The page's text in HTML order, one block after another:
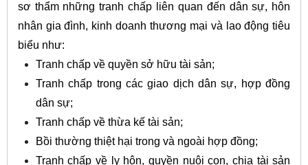
sơ thẩm những tranh chấp liên quan đến dân sự, hôn
nhân gia đình, kinh doanh thương mại và lao động tiêu
biểu như:
Tranh chấp về quyền sở hữu tài sản;
Tranh chấp trong các giao dịch dân sự, hợp đồng
dân sự;
Tranh chấp về thừa kế tài sản;
Bồi thường thiệt hại trong và ngoài hợp đồng;
Tranh chấp về ly hôn, quyền nuôi con, chia tài sản